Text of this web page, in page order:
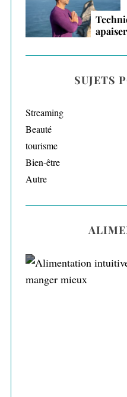
SUJETS
Streaming
Beauté
tourisme
Bien-être
Autre